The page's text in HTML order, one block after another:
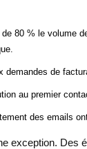
de 80 % le volume
demandes de
au premier
des emails
exception. Des